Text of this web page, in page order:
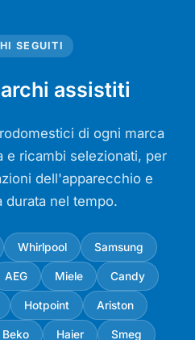
SEGUITI
assistiti
di ogni marca
e ricambi selezionati, per
dell'apparecchio e
durata nel tempo.
Whirlpool Samsung
AEG Miele Candy
Hotpoint Ariston
Beko Haier Smeg